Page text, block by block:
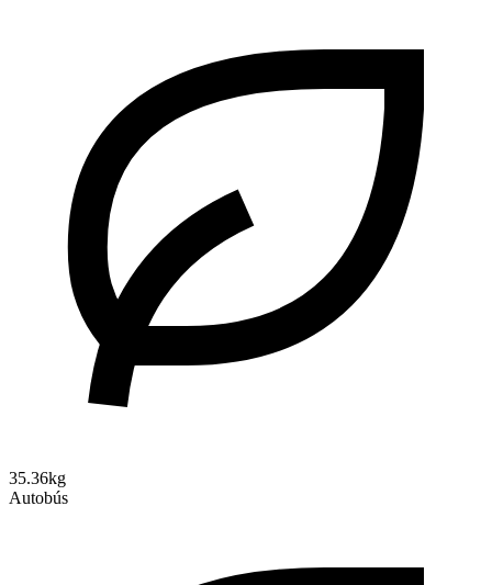
35.36kg
Autobús